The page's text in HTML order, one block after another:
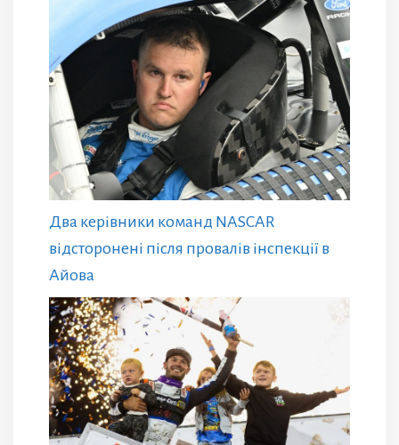
Два керівники команд NASCAR
відсторонені після провалів інспекції в
Айова